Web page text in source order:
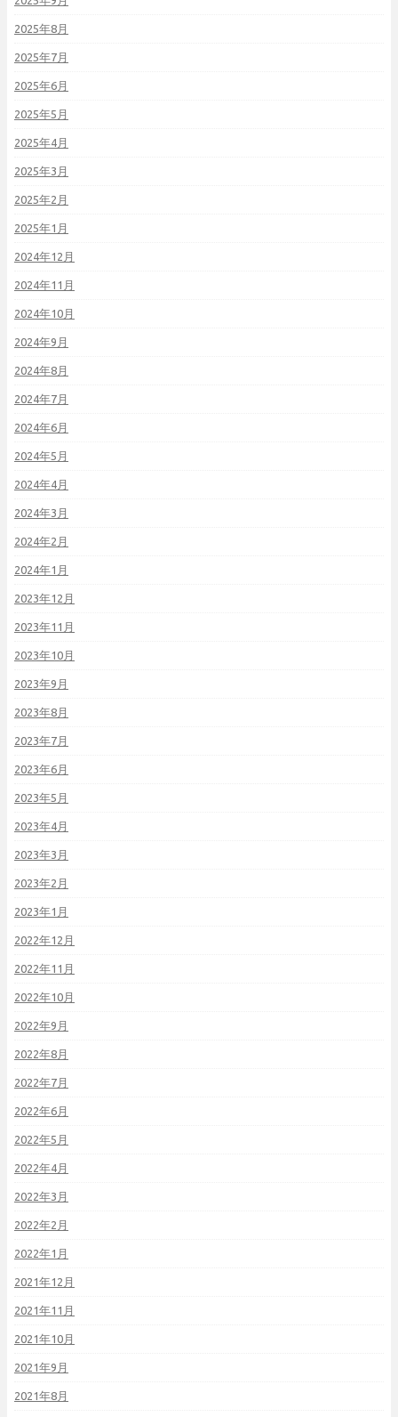
2025年8月
2025年7月
2025年6月
2025年5月
2025年4月
2025年3月
2025年2月
2025年1月
2024年12月
2024年11月
2024年10月
2024年9月
2024年8月
2024年7月
2024年6月
2024年5月
2024年4月
2024年3月
2024年2月
2024年1月
2023年12月
2023年11月
2023年10月
2023年9月
2023年8月
2023年7月
2023年6月
2023年5月
2023年4月
2023年3月
2023年2月
2023年1月
2022年12月
2022年11月
2022年10月
2022年9月
2022年8月
2022年7月
2022年6月
2022年5月
2022年4月
2022年3月
2022年2月
2022年1月
2021年12月
2021年11月
2021年10月
2021年9月
2021年8月